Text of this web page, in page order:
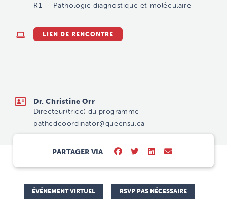
R1 — Pathologie diagnostique et moléculaire
LIEN DE RENCONTRE
Dr. Christine Orr
Directeur(trice) du programme
pathedcoordinator@queensu.ca
PARTAGER VIA
ÉVÉNEMENT VIRTUEL RSVP PAS NÉCESSAIRE